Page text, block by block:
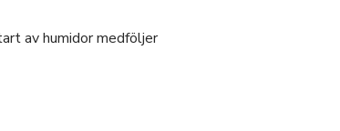
av humidor medföljer